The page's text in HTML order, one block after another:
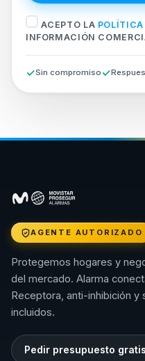
ACEPTO LA POLÍTICA
INFORMACIÓN
Sin compromiso
AGENTE AUTORIZADO
Protegemos hogares y
del mercado. Alarma
Receptora, anti-inhibición y
incluidos.
Pedir presupuesto gratis